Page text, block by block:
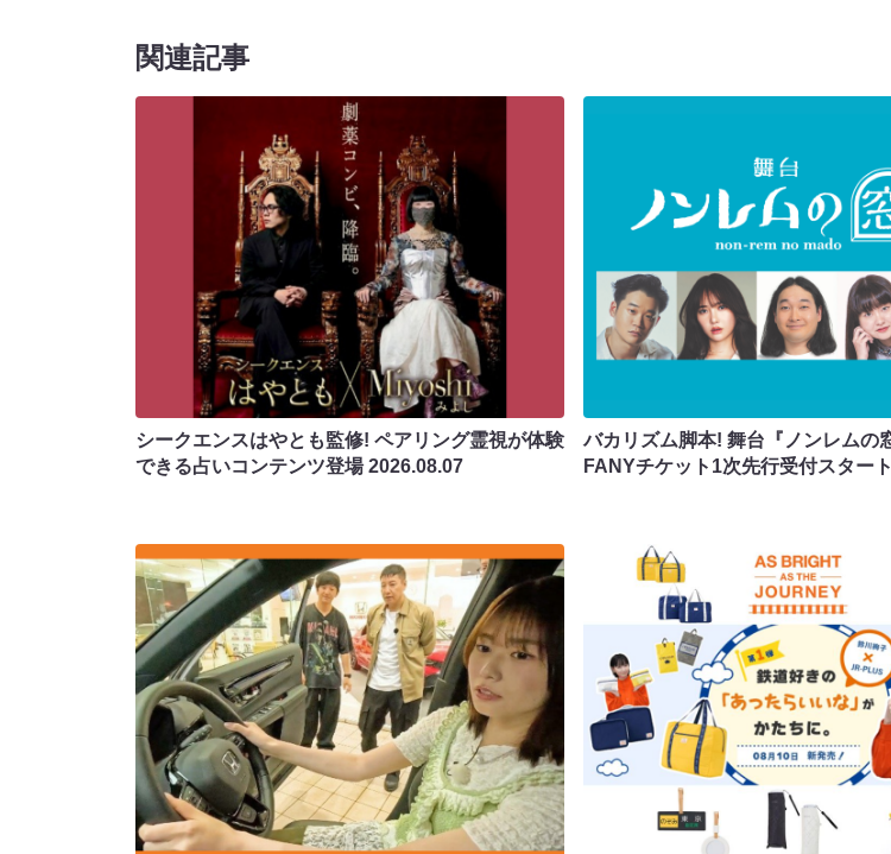
関連記事
シークエンスはやとも監修! ペアリング霊視が体験
できる占いコンテンツ登場2026.08.07
バカリズム脚本! 舞台『ノンレムの
FANYチケット1次先行受付スター